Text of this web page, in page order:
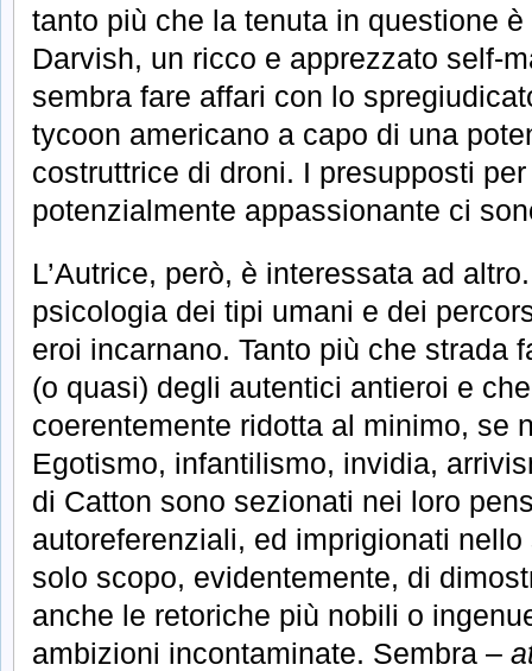
tanto più che la tenuta in questione
Darvish, un ricco e apprezzato self-
sembra fare affari con lo
tycoon americano a capo di una
costruttrice di droni. I presupposti
potenzialmente appassionante ci
L’Autrice, però, è interessata ad
psicologia dei tipi umani e dei
eroi incarnano. Tanto più che strada
(o quasi) degli autentici antieroi e
coerentemente ridotta al minimo, se
Egotismo, infantilismo, invidia,
di Catton sono sezionati nei loro
autoreferenziali, ed imprigionati
solo scopo, evidentemente, di
anche le retoriche più nobili o
ambizioni incontaminate. Sembra –